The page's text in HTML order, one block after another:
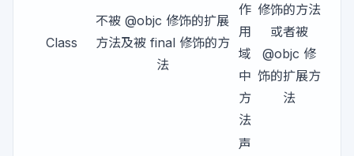
Class
不被 @objc 修饰的扩展
方法及被 final 修饰的方
法
作
用
域
中
方
法
修饰的方法
或者被
@objc 修
饰的扩展方
法
声